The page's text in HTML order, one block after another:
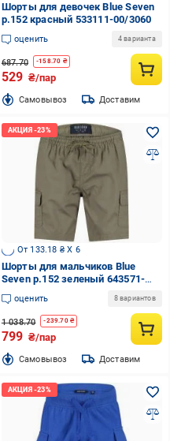
Шорты для девочек Blue Seven
р.152 красный 533111-00/3060
оценить 4 варианта
687.70 -158.70 ₴
529 ₴/пар
Cамовывоз Доставим
От 133.18 ₴ X 6
Шорты для мальчиков Blue
Seven р.152 зеленый 643571-
00/7750
оценить 8 вариантов
1 038.70 -239.70₴
799 ₴/пар
Cамовывоз Доставим